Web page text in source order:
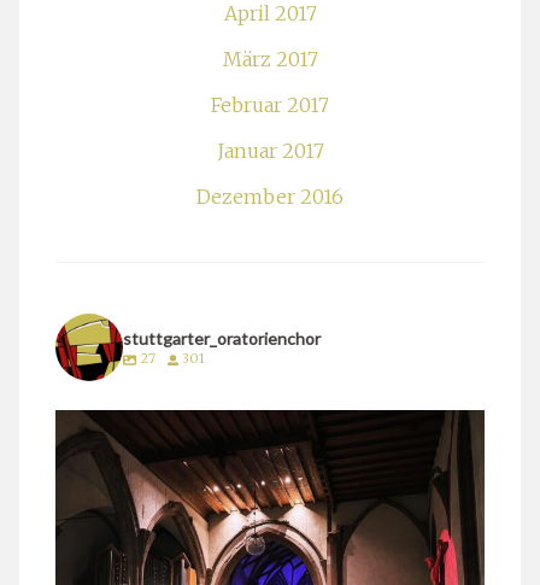
April 2017
März 2017
Februar 2017
Januar 2017
Dezember 2016
stuttgarter_oratorienchor
27 301
stuttgarter_oratorienchor
März 24